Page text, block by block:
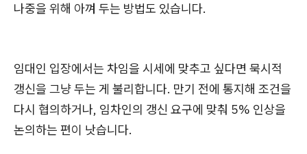
나중을 위해 아껴 두는 방법도 있습니다.
임대인 입장에서는 차임을 시세에 맞추고 싶다면 묵시적
갱신을 그냥 두는 게 불리합니다. 만기 전에 통지해 조건을
다시 협의하거나, 임차인의 갱신 요구에 맞춰 5% 인상을
논의하는 편이 낫습니다.